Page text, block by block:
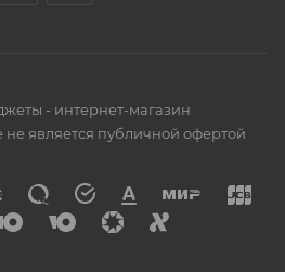
- интернет-магазин
является публичной офертой